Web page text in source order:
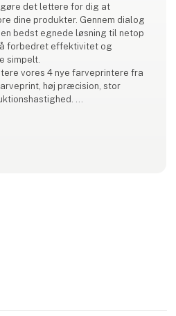
det lettere for dig at
dine produkter. Gennem dialog
bedst egnede løsning til netop
forbedret effektivitet og
simpelt.
vores 4 nye farveprintere fra
høj præcision, stor